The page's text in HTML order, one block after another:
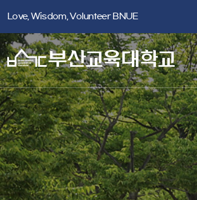
Love, Wisdom, Volunteer BNUE